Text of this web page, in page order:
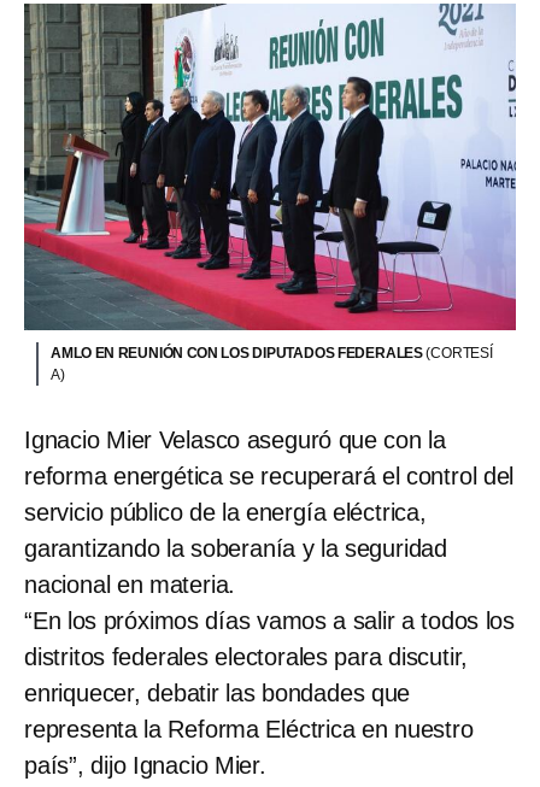
AMLO EN REUNIÓN CON LOS DIPUTADOS FEDERALES(CORTESÍ
A)
Ignacio Mier Velasco aseguró que con la
reforma energética se recuperará el control del
servicio público de la energía eléctrica,
garantizando la soberanía y la seguridad
nacional en materia.
“En los próximos días vamos a salir a todos los
distritos federales electorales para discutir,
enriquecer, debatir las bondades que
representa la Reforma Eléctrica en nuestro
país”, dijo Ignacio Mier.